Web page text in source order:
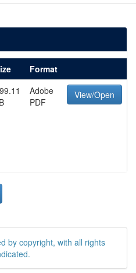
Format
Adobe
PDF
View/Open
by copyright, with all rights